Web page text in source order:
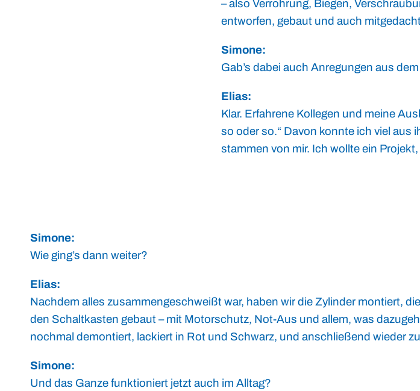
– also Verrohrung, Biegen,
entworfen, gebaut und auch
Simone:
Gab’s dabei auch Anregungen aus
Elias:
Klar. Erfahrene Kollegen und meine
so oder so.“ Davon konnte ich viel
stammen von mir. Ich wollte ein
Simone:
Wie ging’s dann weiter?
Elias:
Nachdem alles zusammengeschweißt war, haben wir die Zylinder montiert,
den Schaltkasten gebaut – mit Motorschutz, Not-Aus und allem, was
nochmal demontiert, lackiert in Rot und Schwarz, und anschließend wieder
Simone:
Und das Ganze funktioniert jetzt auch im Alltag?